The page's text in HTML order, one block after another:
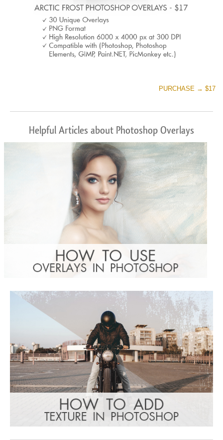
PURCHASE → $17
Helpful Articles about Photoshop Overlays